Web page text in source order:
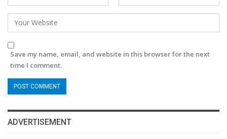
Save my name, email, and website in this browser for the next
time I comment.
ADVERTISEMENT